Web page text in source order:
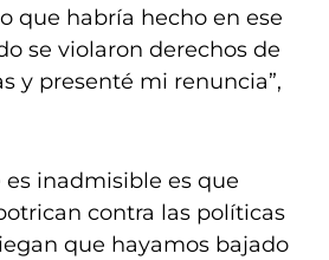
que habría hecho en ese
se violaron derechos de
y presenté mi renuncia”,
es inadmisible es que
contra las políticas
que hayamos bajado